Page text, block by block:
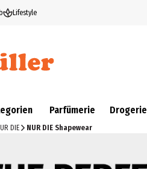
Lifestyle
Parfümerie Drogerie
DIE NUR DIE Shapewear